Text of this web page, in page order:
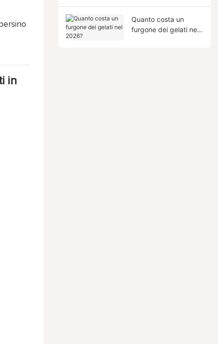
in
Quanto costa un
furgone dei gelati nel